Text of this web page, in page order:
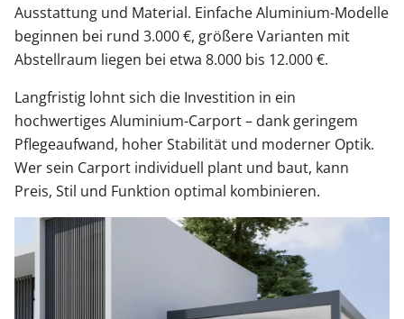
Ausstattung und Material. Einfache Aluminium-Modelle
beginnen bei rund 3.000 €, größere Varianten mit
Abstellraum liegen bei etwa 8.000 bis 12.000 €.
Langfristig lohnt sich die Investition in ein
hochwertiges Aluminium-Carport – dank geringem
Pflegeaufwand, hoher Stabilität und moderner Optik.
Wer sein Carport individuell plant und baut, kann
Preis, Stil und Funktion optimal kombinieren.